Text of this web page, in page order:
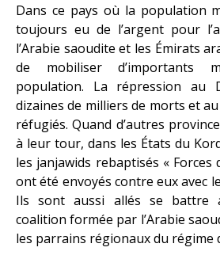
Dans ce pays où la population
toujours eu de l’argent pour
l’Arabie saoudite et les Émirats
de mobiliser d’importants
population. La répression au
dizaines de milliers de morts et
réfugiés. Quand d’autres
à leur tour, dans les États du
les janjawids rebaptisés « Forces
ont été envoyés contre eux avec
Ils sont aussi allés se battre
coalition formée par l’Arabie
les parrains régionaux du régime